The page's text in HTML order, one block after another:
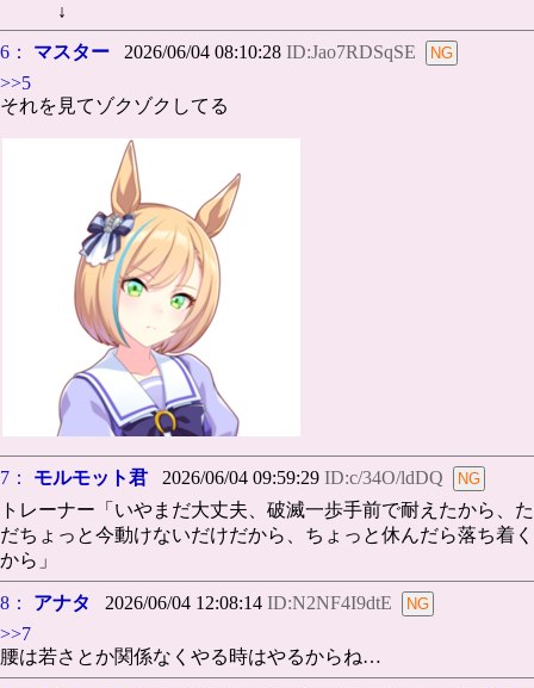
↓
6：
マスター 2026/06/04 08:10:28 ID:Jao7RDSqSE
>>5
それを見てゾクゾクしてる
7： モルモット君 2026/06/04 09:59:29 ID:c/34O/ldDQ
トレーナー「いやまだ大丈夫、破滅一歩手前で耐えたから、た
だちょっと今動けないだけだから、ちょっと休んだら落ち着く
から」
8： アナタ 2026/06/04 12:08:14 ID:N2NF4I9dtE
>>7
腰は若さとか関係なくやる時はやるからね…